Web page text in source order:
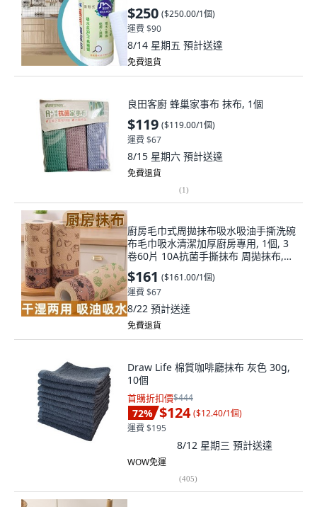
$250 ($250.00/1個)
運費 $90
8/14 星期五 預計送達
免費退貨
良田客廚 蜂巢家事布 抹布, 1個
$119 ($119.00/1個)
運費 $67
8/15 星期六 預計送達
免費退貨
(1)
廚房毛巾式周拋抹布吸水吸油手撕洗碗
布毛巾吸水清潔加厚廚房專用, 1個, 3
卷60片 10A抗菌手撕抹布 周拋抹布,新
尺寸25*25CM-不掉毛吸油污
$161 ($161.00/1個)
運費 $67
8/22 預計送達
免費退貨
Draw Life 棉質咖啡廳抹布 灰色 30g,
10個
首購折扣價$444
72% $124 ($12.40/1個)
運費 $195
8/12 星期三 預計送達
WOW免運
(405)